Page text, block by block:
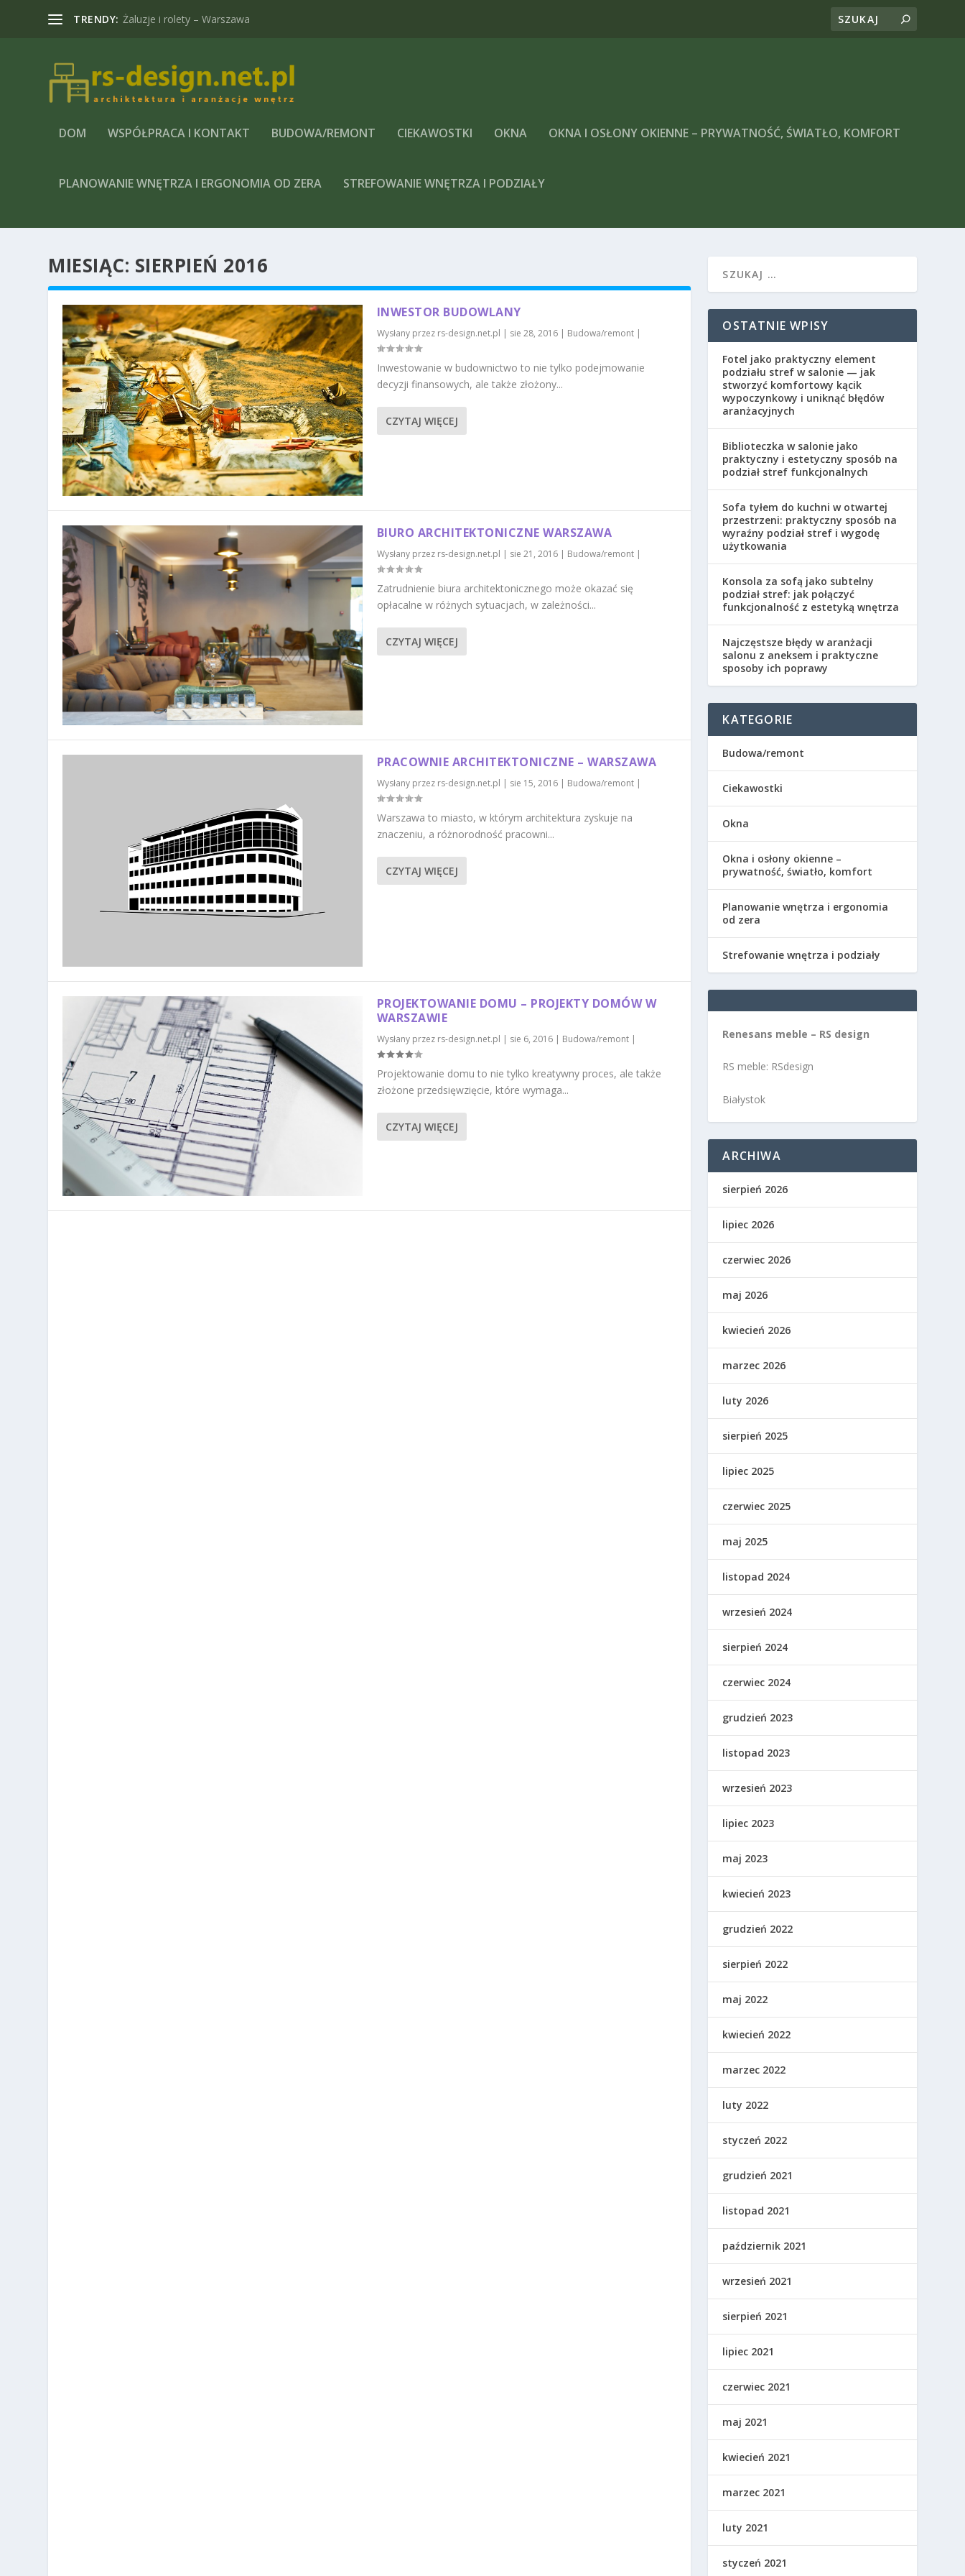
TRENDY: Żaluzje i rolety – Warszawa
DOM WSPÓŁPRACA I KONTAKT BUDOWA/REMONT CIEKAWOSTKI OKNA OKNA I OSŁONY OKIENNE – PRYWATNOŚĆ, ŚWIATŁO, KOMFORT
PLANOWANIE WNĘTRZA I ERGONOMIA OD ZERA STREFOWANIE WNĘTRZA I PODZIAŁY
MIESIĄC: SIERPIEŃ 2016
INWESTOR BUDOWLANY
Wysłany przez rs-design.net.pl | sie 28, 2016| Budowa/remont|
Inwestowanie w budownictwo to nie tylko podejmowanie
decyzji finansowych, ale także złożony...
CZYTAJ WIĘCEJ
BIURO ARCHITEKTONICZNE WARSZAWA
Wysłany przez rs-design.net.pl | sie 21, 2016| Budowa/remont|
Zatrudnienie biura architektonicznego może okazać się
opłacalne w różnych sytuacjach, w zależności...
CZYTAJ WIĘCEJ
PRACOWNIE ARCHITEKTONICZNE – WARSZAWA
Wysłany przez rs-design.net.pl | sie 15, 2016| Budowa/remont|
Warszawa to miasto, w którym architektura zyskuje na
znaczeniu, a różnorodność pracowni...
CZYTAJ WIĘCEJ
PROJEKTOWANIE DOMU – PROJEKTY DOMÓW W
WARSZAWIE
Wysłany przez rs-design.net.pl | sie 6, 2016| Budowa/remont|
Projektowanie domu to nie tylko kreatywny proces, ale także
złożone przedsięwzięcie, które wymaga...
CZYTAJ WIĘCEJ
OSTATNIE WPISY
Fotel jako praktyczny element
podziału stref w salonie — jak
stworzyć komfortowy kącik
wypoczynkowy i uniknąć błędów
aranżacyjnych
Biblioteczka w salonie jako
praktyczny i estetyczny sposób na
podział stref funkcjonalnych
Sofa tyłem do kuchni w otwartej
przestrzeni: praktyczny sposób na
wyraźny podział stref i wygodę
użytkowania
Konsola za sofą jako subtelny
podział stref: jak połączyć
funkcjonalność z estetyką wnętrza
Najczęstsze błędy w aranżacji
salonu z aneksem i praktyczne
sposoby ich poprawy
KATEGORIE
Budowa/remont
Ciekawostki
Okna
Okna i osłony okienne –
prywatność, światło, komfort
Planowanie wnętrza i ergonomia
od zera
Strefowanie wnętrza i podziały
Renesans meble – RS design
RS meble: RSdesign
Białystok
ARCHIWA
sierpień 2026
lipiec 2026
czerwiec 2026
maj 2026
kwiecień 2026
marzec 2026
luty 2026
sierpień 2025
lipiec 2025
czerwiec 2025
maj 2025
listopad 2024
wrzesień 2024
sierpień 2024
czerwiec 2024
grudzień 2023
listopad 2023
wrzesień 2023
lipiec 2023
maj 2023
kwiecień 2023
grudzień 2022
sierpień 2022
maj 2022
kwiecień 2022
marzec 2022
luty 2022
styczeń 2022
grudzień 2021
listopad 2021
październik 2021
wrzesień 2021
sierpień 2021
lipiec 2021
czerwiec 2021
maj 2021
kwiecień 2021
marzec 2021
luty 2021
styczeń 2021